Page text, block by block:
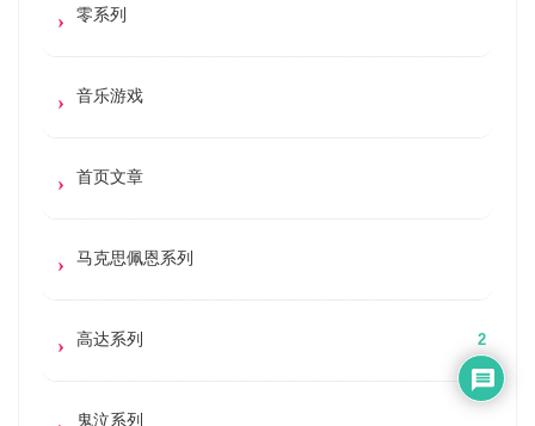
零系列
音乐游戏
首页文章
马克思佩恩系列
高达系列
鬼泣系列
2